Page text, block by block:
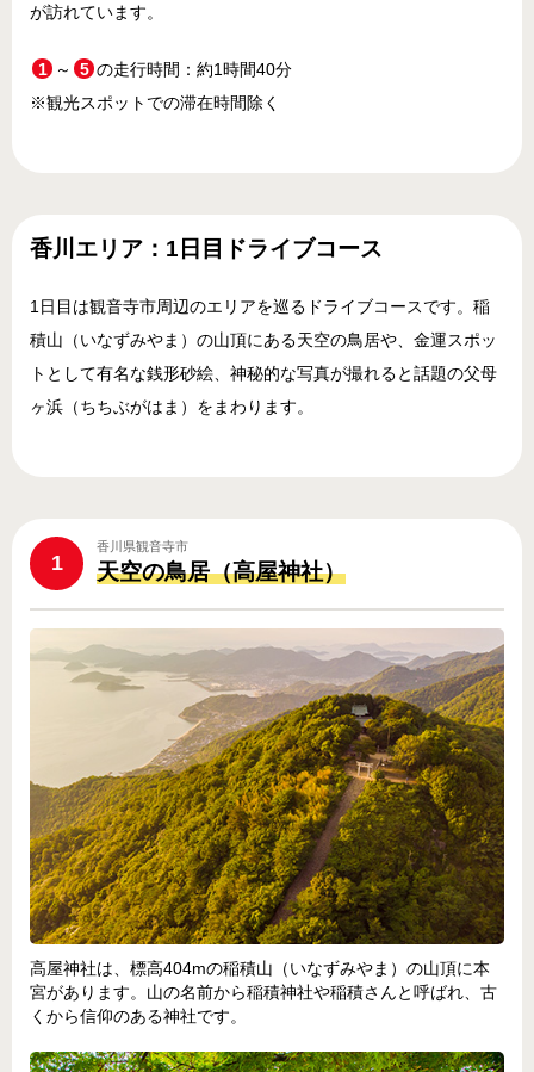
が訪れています。
1 ～ 5 の走行時間：約1時間40分
※観光スポットでの滞在時間除く
香川エリア：1日目ドライブコース
1日目は観音寺市周辺のエリアを巡るドライブコースです。稲
積山（いなずみやま）の山頂にある天空の鳥居や、金運スポッ
トとして有名な銭形砂絵、神秘的な写真が撮れると話題の父母
ヶ浜（ちちぶがはま）をまわります。
1
香川県観音寺市
天空の鳥居（高屋神社）
高屋神社は、標高404mの稲積山（いなずみやま）の山頂に本
宮があります。山の名前から稲積神社や稲積さんと呼ばれ、古
くから信仰のある神社です。